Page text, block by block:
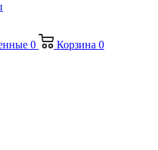
0 Корзина 0